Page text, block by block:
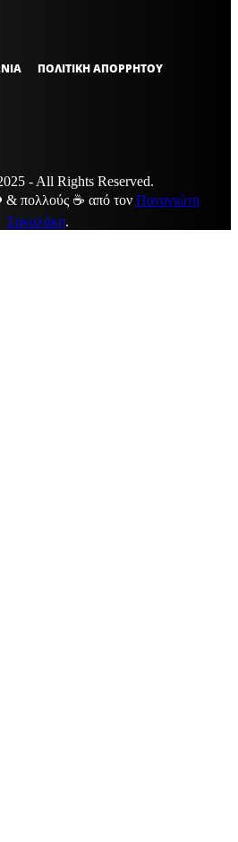
ΠΟΛΙΤΙΚΗ ΑΠΟΡΡΗΤΟΥ
- All Rights Reserved.
πολλούς ☕ από τον Παναγιώτη
Σακαλάκη.